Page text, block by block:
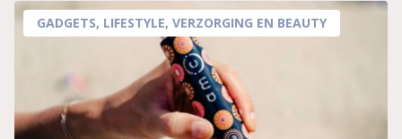
GADGETS, LIFESTYLE, VERZORGING EN BEAUTY